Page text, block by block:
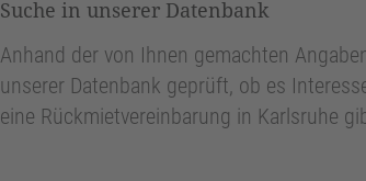
Suche in unserer Datenbank
Anhand der von Ihnen gemachten
unserer Datenbank geprüft, ob es
eine Rückmietvereinbarung in Karlsruhe